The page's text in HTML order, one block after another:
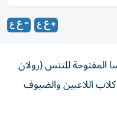
المفتوحة للتنس (رولان
اللاعبين والضيوف